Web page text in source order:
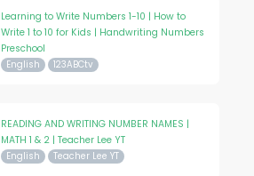
Learning to Write Numbers 1-10 | How to
Write 1 to 10 for Kids | Handwriting Numbers
Preschool
English 123ABCtv
READING AND WRITING NUMBER NAMES |
MATH 1 & 2 | Teacher Lee YT
English Teacher Lee YT